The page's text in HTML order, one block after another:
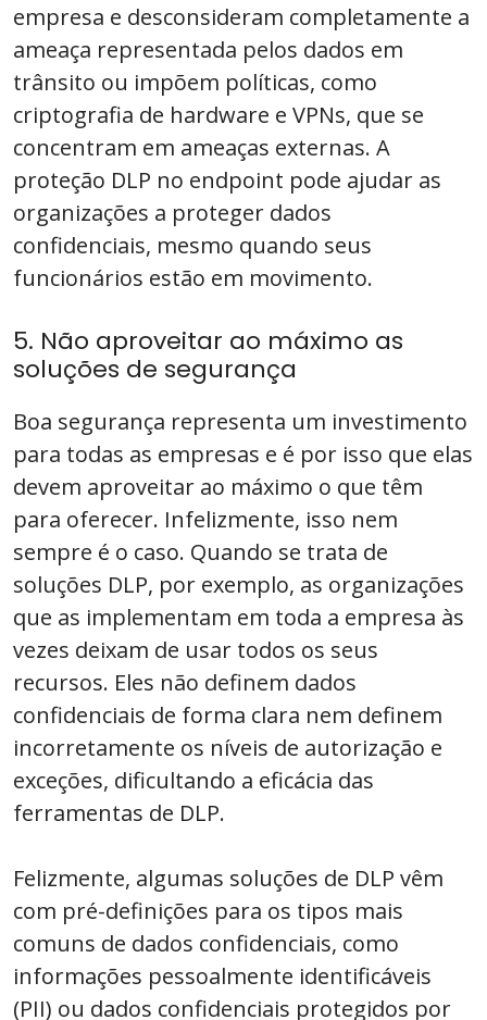
empresa e desconsideram completamente a
ameaça representada pelos dados em
trânsito ou impõem políticas, como
criptografia de hardware e VPNs, que se
concentram em ameaças externas. A
proteção DLP no endpoint pode ajudar as
organizações a proteger dados
confidenciais, mesmo quando seus
funcionários estão em movimento.
5. Não aproveitar ao máximo as
soluções de segurança
Boa segurança representa um investimento
para todas as empresas e é por isso que elas
devem aproveitar ao máximo o que têm
para oferecer. Infelizmente, isso nem
sempre é o caso. Quando se trata de
soluções DLP, por exemplo, as organizações
que as implementam em toda a empresa às
vezes deixam de usar todos os seus
recursos. Eles não definem dados
confidenciais de forma clara nem definem
incorretamente os níveis de autorização e
exceções, dificultando a eficácia das
ferramentas de DLP.
Felizmente, algumas soluções de DLP vêm
com pré-definições para os tipos mais
comuns de dados confidenciais, como
informações pessoalmente identificáveis
(PII) ou dados confidenciais protegidos por